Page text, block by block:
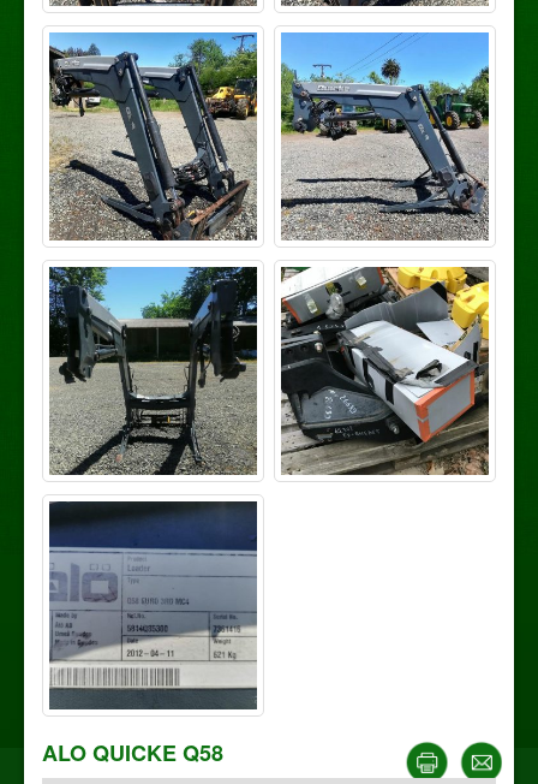
ALO QUICKE Q58